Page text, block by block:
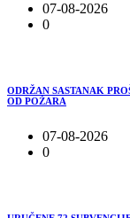
07-08-2026
0
ODRŽAN SASTANAK
OD POŽARA
07-08-2026
0